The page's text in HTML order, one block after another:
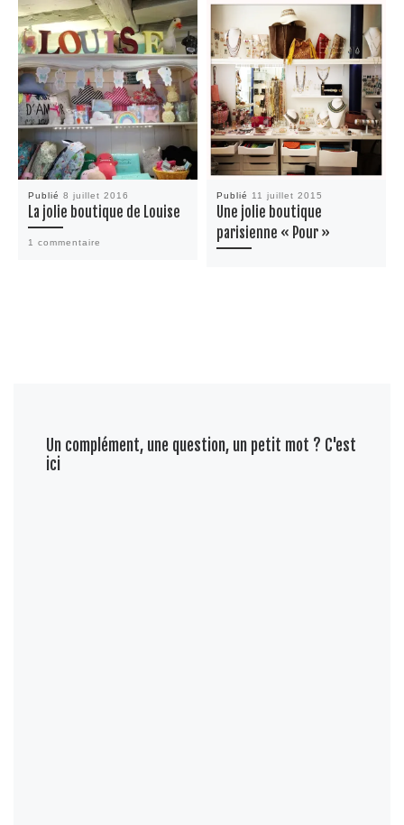
Publié8 juillet 2016
La jolie boutique de Louise
1 commentaire
Publié 11 juillet 2015
Une jolie boutique
parisienne « Pour »
Un complément, une question, un petit mot ? C'est
ici